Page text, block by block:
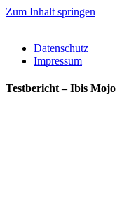
Zum Inhalt springen
Datenschutz
Impressum
Testbericht – Ibis Mojo